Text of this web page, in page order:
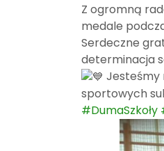
Z ogromną
medale
Serdeczne
determinacja
Jesteśmy
sportowych
#DumaSzkoły